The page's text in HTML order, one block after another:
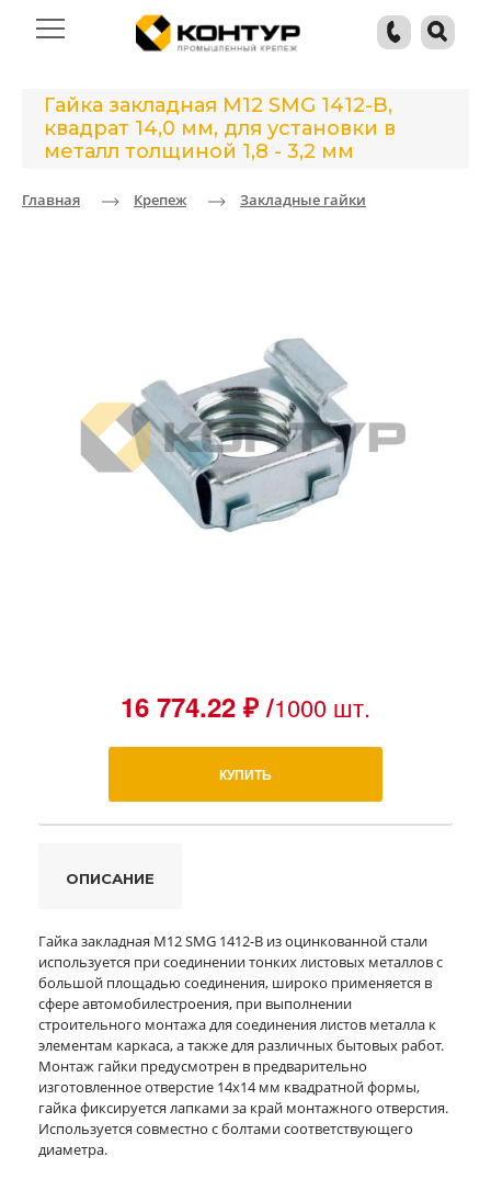
Гайка закладная М12 SMG 1412-B,
квадрат 14,0 мм, для установки в
металл толщиной 1,8 - 3,2 мм
Главная Крепеж Закладные гайки
16 774.22 ₽ /1000 шт.
КУПИТЬ
ОПИСАНИЕ
Гайка закладная М12 SMG 1412-B из оцинкованной стали
используется при соединении тонких листовых металлов с
большой площадью соединения, широко применяется в
сфере автомобилестроения, при выполнении
строительного монтажа для соединения листов металла к
элементам каркаса, а также для различных бытовых работ.
Монтаж гайки предусмотрен в предварительно
изготовленное отверстие 14х14 мм квадратной формы,
гайка фиксируется лапками за край монтажного отверстия.
Используется совместно с болтами соответствующего
диаметра.